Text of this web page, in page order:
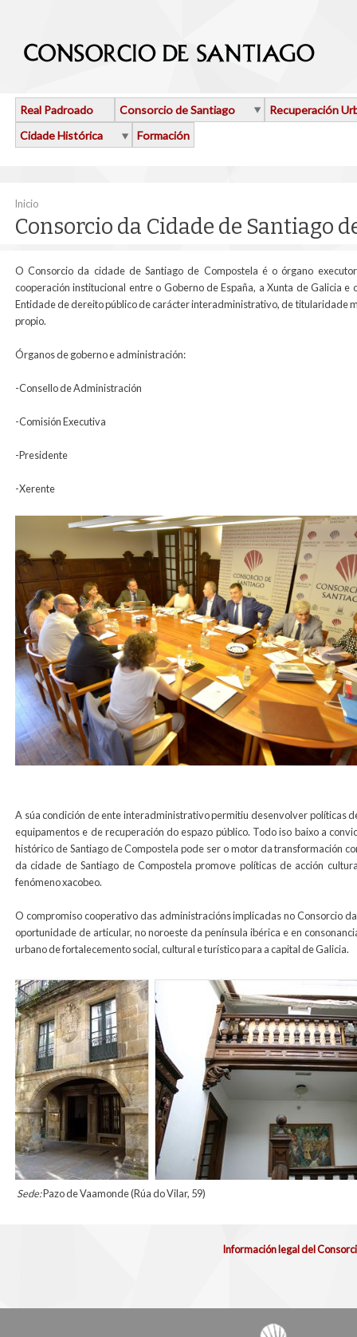
Real Padroado Consorcio de Santiago
Recuperación
Cidade Histórica
Formación
Vostede está aquí
Inicio
Consorcio da Cidade de Santiago
O Consorcio da cidade de Santiago de Compostela é o órgano
cooperación institucional entre o Goberno de España, a Xunta de Galicia
Entidade de dereito público de carácter interadministrativo, de titularidade
propio.
Órganos de goberno e administración:
-Consello de Administración
-Comisión Executiva
-Presidente
-Xerente
A súa condición de ente interadministrativo permitiu desenvolver políticas
equipamentos e de recuperación do espazo público. Todo iso baixo a
histórico de Santiago de Compostela pode ser o motor da transformación
da cidade de Santiago de Compostela promove políticas de acción
fenómeno xacobeo.
O compromiso cooperativo das administracións implicadas no Consorcio
oportunidade de articular, no noroeste da península ibérica e en
urbano de fortalecemento social, cultural e turístico para a capital de Galicia.
Sede:Pazo de Vaamonde (Rúa do Vilar, 59)
Información legal del